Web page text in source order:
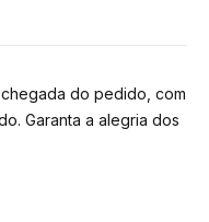
do pedido, com
Garanta a alegria dos